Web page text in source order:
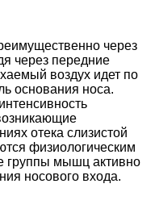
через
через передние
воздух идет по
основания носа.
отека слизистой
физиологическим
группы мышц активно
носового входа.